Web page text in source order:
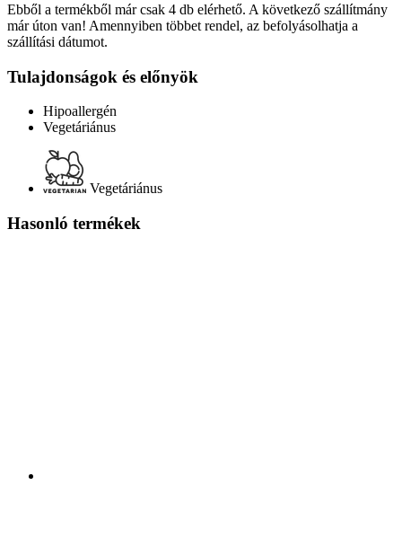
Ebből a termékből már csak 4 db elérhető. A következő szállítmány
már úton van! Amennyiben többet rendel, az befolyásolhatja a
szállítási dátumot.
Tulajdonságok és előnyök
Hipoallergén
Vegetáriánus
Vegetáriánus
Hasonló termékek